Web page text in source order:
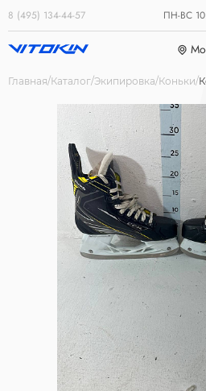
8 (495) 134-44-57 ПН-ВС
Главная Каталог Экипировка Коньки